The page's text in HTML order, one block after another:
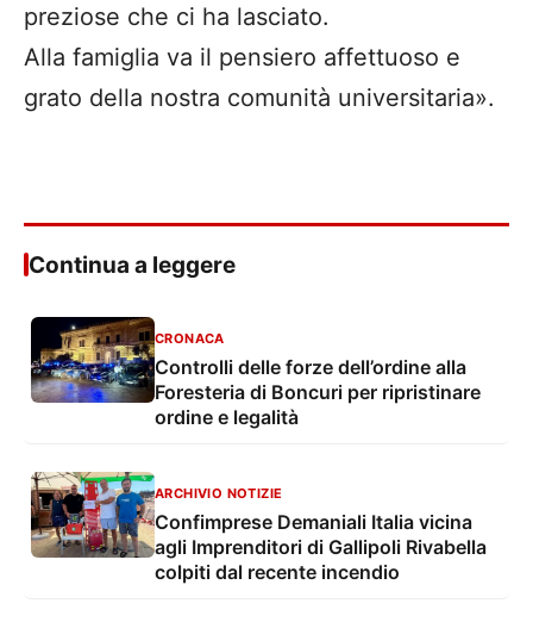
preziose che ci ha lasciato.
Alla famiglia va il pensiero affettuoso e
grato della nostra comunità universitaria».
Continua a leggere
CRONACA
Controlli delle forze dell’ordine alla
Foresteria di Boncuri per ripristinare
ordine e legalità
ARCHIVIO NOTIZIE
Confimprese Demaniali Italia vicina
agli Imprenditori di Gallipoli Rivabella
colpiti dal recente incendio